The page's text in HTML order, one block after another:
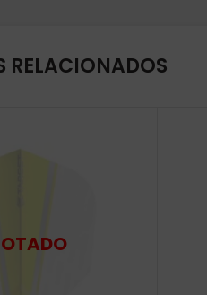
RELACIONADOS